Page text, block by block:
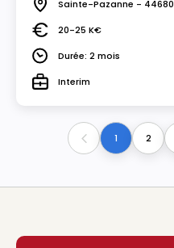
Lieu Sainte-Pazanne - 44680
Salaire20-25 K€
DuréeDurée: 2 mois
TypeInterim
Previous1 2